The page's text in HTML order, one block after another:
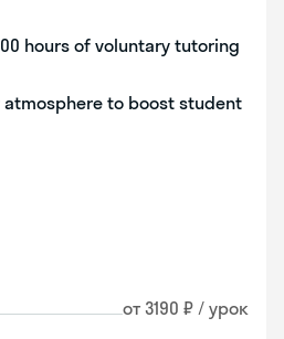
hours of voluntary tutoring
atmosphere to boost student
от 3190 ₽ / урок